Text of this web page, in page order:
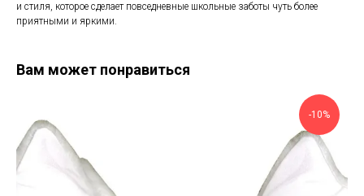
и стиля, которое сделает повседневные школьные заботы чуть более
приятными и яркими.
Вам может понравиться
-10%